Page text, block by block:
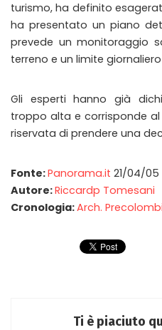
turismo, ha definito
ha presentato un piano
prevede un monitoraggio
terreno e un limite
Gli esperti hanno già
troppo alta e corrisponde al
riservata di prendere una
Fonte:Panorama.it 21/04/05
Autore:Riccardp Tomesani
Cronologia:Arch.
Ti è piaciuto